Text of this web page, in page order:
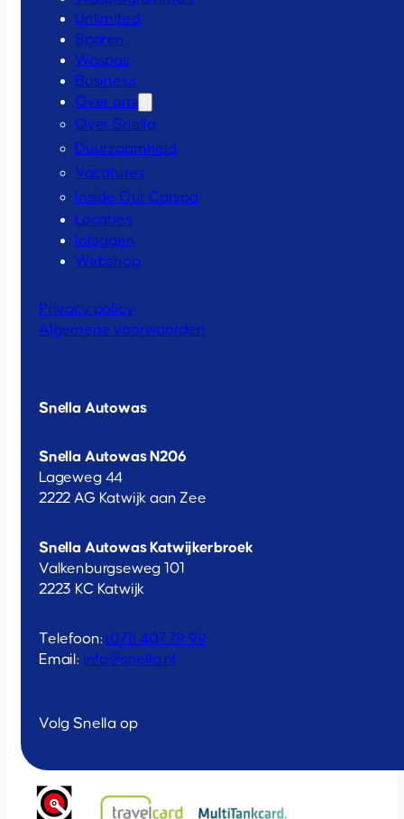
Unlimited
Sparen
Waspas
Business
Over ons
Over Snella
Duurzaamheid
Vacatures
Inside Out Carspa
Locaties
Inloggen
Webshop
Privacy policy
Algemene voorwaarden
Snella Autowas
Snella Autowas N206
Lageweg 44
2222 AG Katwijk aan Zee
Snella Autowas Katwijkerbroek
Valkenburgseweg 101
2223 KC Katwijk
Telefoon:(071) 407 79 99
Email: info@snella.nl
Volg Snella op